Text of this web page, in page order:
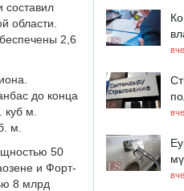
составил
области.
2,6
до конца
м.
м.
50
и Форт-
8 млрд